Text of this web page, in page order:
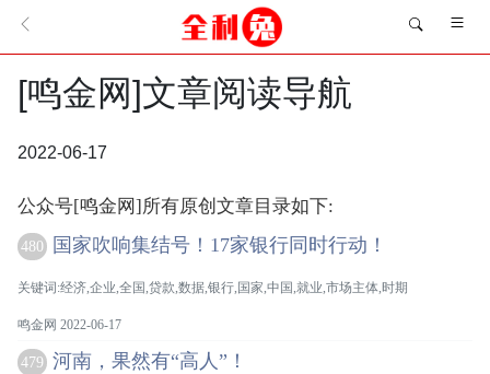
[鸣金网]文章阅读导航
2022-06-17
公众号[鸣金网]所有原创文章目录如下:
480 国家吹响集结号！17家银行同时行动！
关键词:经济,企业,全国,贷款,数据,银行,国家,中国,就业,市场主体,时期
鸣金网 2022-06-17
479 河南，果然有“高人”！